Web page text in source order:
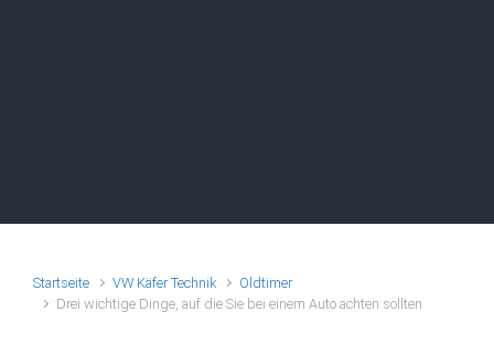
Startseite VW Käfer Technik
Oldtimer
Drei wichtige Dinge, auf die Sie bei einem Auto achten sollten